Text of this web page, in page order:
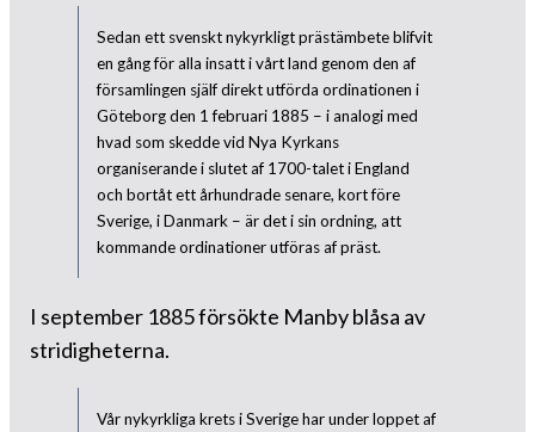
Sedan ett svenskt nykyrkligt prästämbete blifvit
en gång för alla insatt i vårt land genom den af
församlingen själf direkt utförda ordinationen i
Göteborg den 1 februari 1885 – i analogi med
hvad som skedde vid Nya Kyrkans
organiserande i slutet af 1700-talet i England
och bortåt ett århundrade senare, kort före
Sverige, i Danmark – är det i sin ordning, att
kommande ordinationer utföras af präst.
I september 1885 försökte Manby blåsa av
stridigheterna.
Vår nykyrkliga krets i Sverige har under loppet af